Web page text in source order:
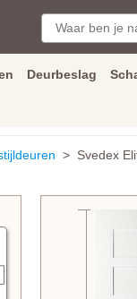
Deurbeslag
> Svedex